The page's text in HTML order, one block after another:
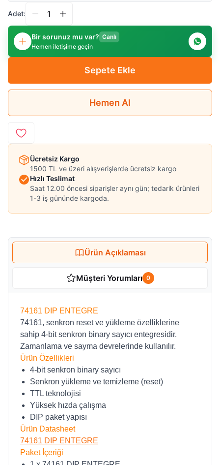
Adet:
Bir sorunuz mu var? Canlı
Hemen iletişime geçin
Sepete Ekle
Hemen Al
Ücretsiz Kargo
1500 TL ve üzeri alışverişlerde ücretsiz kargo
Hızlı Teslimat
Saat 12.00 öncesi siparişler aynı gün; tedarik ürünleri
1-3 iş gününde kargoda.
Ürün Açıklaması
Müşteri Yorumları 0
74161 DIP ENTEGRE
74161, senkron reset ve yükleme özelliklerine
sahip 4-bit senkron binary sayıcı entegresidir.
Zamanlama ve sayma devrelerinde kullanılır.
Ürün Özellikleri
4-bit senkron binary sayıcı
Senkron yükleme ve temizleme (reset)
TTL teknolojisi
Yüksek hızda çalışma
DIP paket yapısı
Ürün Datasheet
74161 DIP ENTEGRE
Paket İçeriği